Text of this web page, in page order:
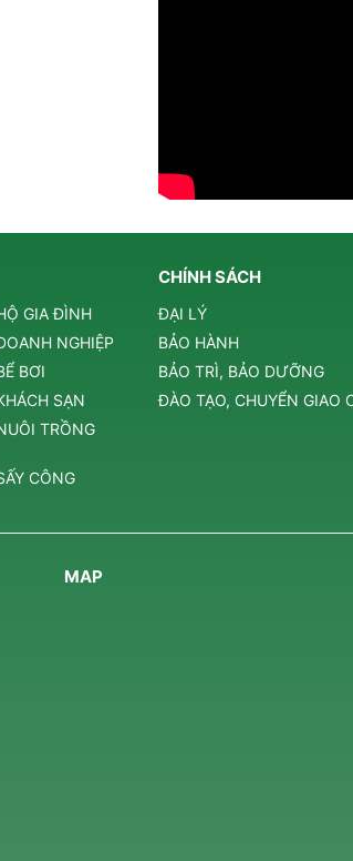
GIA ĐÌNH
NGHIỆP
BƠI
SẠN
TRỒNG
CÔNG
CHÍNH SÁCH
ĐẠI LÝ
BẢO HÀNH
BẢO TRÌ, BẢO DƯỠNG
ĐÀO TẠO, CHUYỂN GIAO
MAP